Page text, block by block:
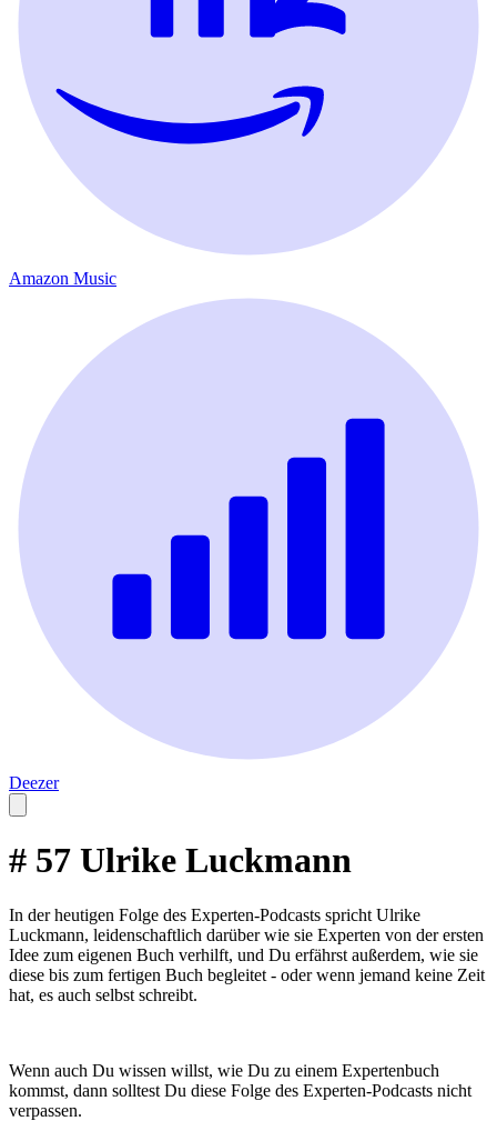
Amazon Music
Deezer
# 57 Ulrike Luckmann
In der heutigen Folge des Experten-Podcasts spricht Ulrike
Luckmann, leidenschaftlich darüber wie sie Experten von der ersten
Idee zum eigenen Buch verhilft, und Du erfährst außerdem, wie sie
diese bis zum fertigen Buch begleitet - oder wenn jemand keine Zeit
hat, es auch selbst schreibt.
Wenn auch Du wissen willst, wie Du zu einem Expertenbuch
kommst, dann solltest Du diese Folge des Experten-Podcasts nicht
verpassen.